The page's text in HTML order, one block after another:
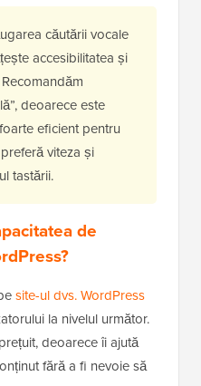
căutării vocale
accesibilitatea și
deoarece este
eficient pentru
viteza și
tastării.
de
site-ul dvs. WordPress
la nivelul următor.
deoarece îi ajută
fără a fi nevoie să